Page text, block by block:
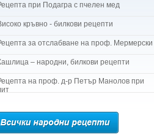
при Подагра с пчелен мед
кръвно - билкови рецепти
за отслабване на проф. Мермерски
– народни, билкови рецепти
на проф. д-р Петър Манолов при